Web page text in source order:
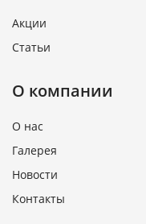
Акции
Статьи
О компании
О нас
Галерея
Новости
Контакты